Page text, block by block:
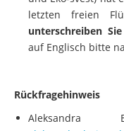
und Eko-svest) hat
letzten freien
unterschreiben
auf Englisch bitte
Rückfragehinweis
Aleksandra